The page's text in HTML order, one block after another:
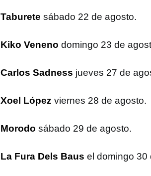
Taburete sábado 22 de agosto.
Kiko Veneno domingo 23 de
Carlos Sadness jueves 27 de
Xoel López viernes 28 de agosto.
Morodo sábado 29 de agosto.
La Fura Dels Baus el domingo 30